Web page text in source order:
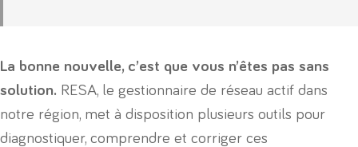
La bonne nouvelle, c’est que vous n’êtes pas sans
solution. RESA, le gestionnaire de réseau actif dans
notre région, met à disposition plusieurs outils pour
diagnostiquer, comprendre et corriger ces